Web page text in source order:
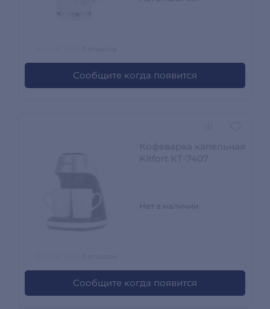
Сообщите когда появится
Нет в наличии
Сообщите когда появится